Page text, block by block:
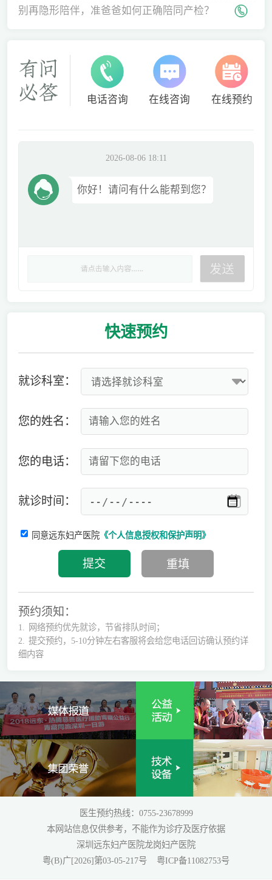
间
别再隐形陪伴，准爸爸如何正确陪同产检？
电话咨询 在线咨询 在线预约
2026-08-06 18:11
你好！请问有什么能帮到您？
快速预约
就诊科室：
您的姓名：
您的电话：
就诊时间：
同意远东妇产医院《个人信息授权和保护声明》
预约须知：
1.
网络预约优先就诊，节省排队时间；
2.
提交预约，5-10分钟左右客服将会给您电话回访确认预约详
细内容
医生预约热线：0755-23678999
本网站信息仅供参考，不能作为诊疗及医疗依据
深圳远东妇产医院龙岗妇产医院
粤(B)广[2026]第03-05-217号
粤ICP备11082753号